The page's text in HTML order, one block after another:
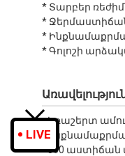
* Տարբեր
*
*
* Գոլոշի
• Եռաշերտ
•
• 360
LIVE